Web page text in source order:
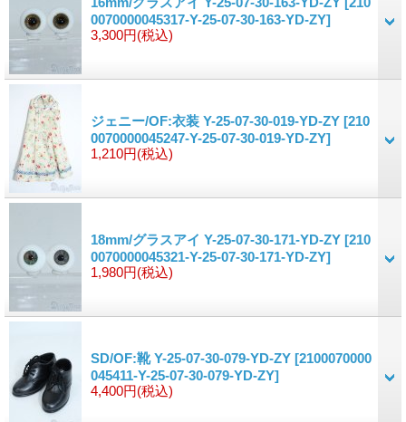
0070000045317-Y-25-07-30-163-YD-ZY]
3,300円(税込)
ジェニー/OF:衣装 Y-25-07-30-019-YD-ZY [210
0070000045247-Y-25-07-30-019-YD-ZY]
1,210円(税込)
18mm/グラスアイ Y-25-07-30-171-YD-ZY [210
0070000045321-Y-25-07-30-171-YD-ZY]
1,980円(税込)
SD/OF:靴 Y-25-07-30-079-YD-ZY [2100070000
045411-Y-25-07-30-079-YD-ZY]
4,400円(税込)